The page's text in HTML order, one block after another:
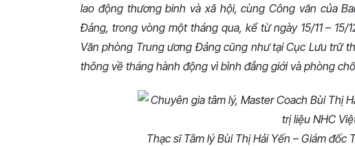
lao động thương binh và xã hội, cùng Công văn của
Đảng, trong vòng một tháng qua, kể từ ngày 15/11 –
Văn phòng Trung ương Đảng cũng như tại Cục Lưu trữ
thông về tháng hành động vì bình đẳng giới và phòng
Thạc sĩ Tâm lý Bùi Thị Hải Yến – Giám đốc